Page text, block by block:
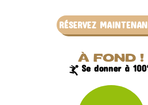
RÉSERVEZ
À FOND !
Se donner à